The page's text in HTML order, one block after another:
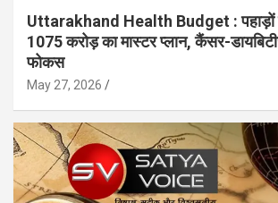
Uttarakhand Health Budget : पहाड़ों
1075 करोड़ का मास्टर प्लान, कैंसर-
फोकस
May 27, 2026